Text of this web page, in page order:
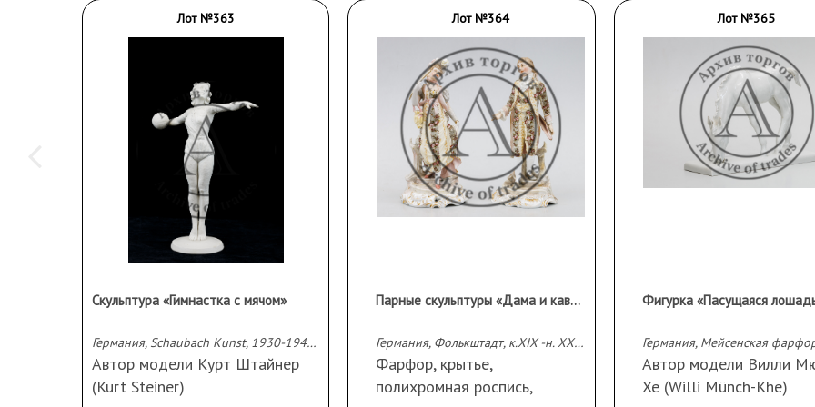
Лот №363
Скульптура «Гимнастка с мячом»
Германия, Schaubach Kunst, 1930-1940 – е гг.
Автор модели Курт Штайнер
(Kurt Steiner)
Лот №364
Парные скульптуры «Дама и кавалер»
Германия, Фолькштадт, к.XIX -н. ХХ вв.
Фарфор, крытье,
полихромная роспись,
Лот №365
Фигурка «Пасущаяся
Автор модели Вилли
Хе (Willi Münch-Khe)